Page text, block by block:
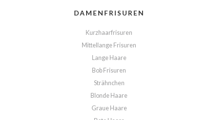
DAMENFRISUREN
Kurzhaarfrisuren
Mittellange Frisuren
Lange Haare
Bob Frisuren
Strähnchen
Blonde Haare
Graue Haare